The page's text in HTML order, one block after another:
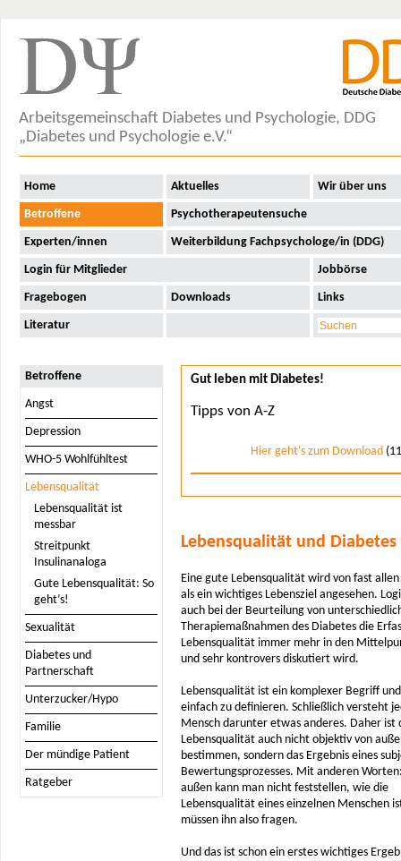
Aktuelles
Wir über uns
Betroffene
Angst
Depression
WHO-5 Wohlfühltest
Lebensqualität
Lebensqualität ist
messbar
Streitpunkt
Insulinanaloga
Gute Lebensqualität:
So geht’s!
Sexualität
Diabetes und
Partnerschaft
Unterzucker/Hypo
Der mündige Patient
Ratgeber
Psychotherapeutensuche
Experten/innen
Weiterbildung
Fachpsychologe/in (DDG)
Login für Mitglieder
Jobbörse
Fragebogen
Downloads
Literatur
Arbeitsgemeinschaft Diabetes und Psychologie, DDG
„Diabetes und Psychologie e.V.“
Home Aktuelles Wir über uns
Betroffene Psychotherapeutensuche
Experten/innen Weiterbildung Fachpsychologe/in (DDG)
Login für Mitglieder Jobbörse
Fragebogen Downloads Links
Literatur
Betroffene
Angst
Depression
WHO-5 Wohlfühltest
Lebensqualität
Lebensqualität ist
messbar
Streitpunkt
Insulinanaloga
Gute Lebensqualität: So
geht’s!
Sexualität
Diabetes und
Partnerschaft
Unterzucker/Hypo
Familie
Der mündige Patient
Ratgeber
Gut leben mit Diabetes!
Tipps von A-Z
Hier geht's zum Download
Lebensqualität und Diabetes
Eine gute Lebensqualität wird von fast
als ein wichtiges Lebensziel angesehen.
auch bei der Beurteilung von
Therapiemaßnahmen des Diabetes die
Lebensqualität immer mehr in den
und sehr kontrovers diskutiert wird.
Lebensqualität ist ein komplexer Begriff
einfach zu definieren. Schließlich versteht
Mensch darunter etwas anderes. Daher ist
Lebensqualität auch nicht objektiv von
bestimmen, sondern das Ergebnis eines
Bewertungsprozesses. Mit anderen
außen kann man nicht feststellen, wie die
Lebensqualität eines einzelnen Menschen
müssen ihn also fragen.
Und das ist schon ein erstes wichtiges